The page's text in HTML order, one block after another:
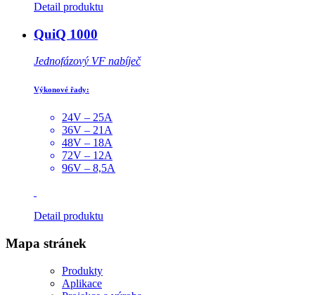
Detail produktu
QuiQ 1000
Jednofázový VF nabíječ
Výkonové řady:
24V – 25A
36V – 21A
48V – 18A
72V – 12A
96V – 8,5A
Detail produktu
Mapa stránek
Produkty
Aplikace